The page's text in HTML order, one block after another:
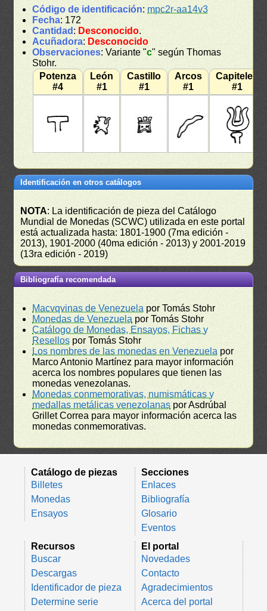
Código de identificación: mpc2r-aa14v3
Fecha: 172
Cantidad : Desconocido.
Acuñadora: Desconocido
Observaciones: Variante "c" según Thomas
Stohr.
Potenza
#4
León
#1
Castillo
#1
Arcos
#1
Capiteles
#1
Identificación en otros catálogos
NOTA: La identificación de pieza del Catálogo
Mundial de Monedas (SCWC) utilizada en este portal
está actualizada hasta: 1801-1900 (7ma edición -
2013), 1901-2000 (40ma edición - 2013) y 2001-2019
(13ra edición - 2019)
Bibliografía recomendada
Macvqvinas de Venezuela por Tomás Stohr
Monedas de Venezuela por Tomás Stohr
Catálogo de Monedas, Ensayos, Fichas y
Resellos por Tomás Stohr
Los nombres de las monedas en Venezuela por
Marco Antonio Martínez para mayor información
acerca los nombres populares que tienen las
monedas venezolanas.
Monedas conmemorativas, numismáticas y
medallas metálicas venezolanas por Asdrúbal
Grillet Correa para mayor información acerca las
monedas conmemorativas.
Catálogo de piezas
Billetes
Monedas
Ensayos
Secciones
Enlaces
Bibliografía
Glosario
Eventos
Recursos
Buscar
Descargas
Identificador de pieza
Determine serie
El portal
Novedades
Contacto
Agradecimientos
Acerca del portal